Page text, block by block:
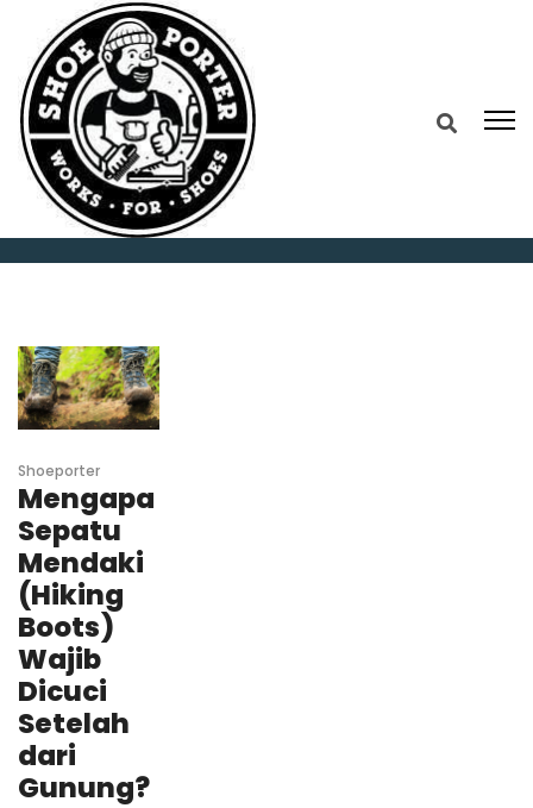
Home 2026 30
Shoeporter
Mengapa
Sepatu
Mendaki
(Hiking
Boots)
Wajib
Dicuci
Setelah
dari
Gunung?